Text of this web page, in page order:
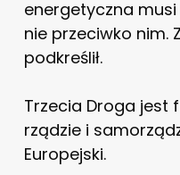
energetyczna
nie przeciwko nim.
podkreślił.
Trzecia Droga jest
rządzie i
Europejski.